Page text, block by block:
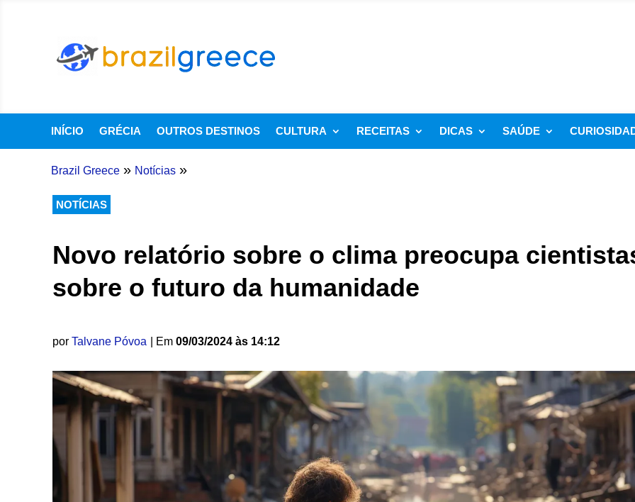
INÍCIO GRÉCIA OUTROS DESTINOS CULTURA RECEITAS DICAS SAÚDE
Brazil Greece » Notícias »
NOTÍCIAS
Novo relatório sobre o clima preocupa
sobre o futuro da humanidade
por Talvane Póvoa | Em 09/03/2024 às 14:12